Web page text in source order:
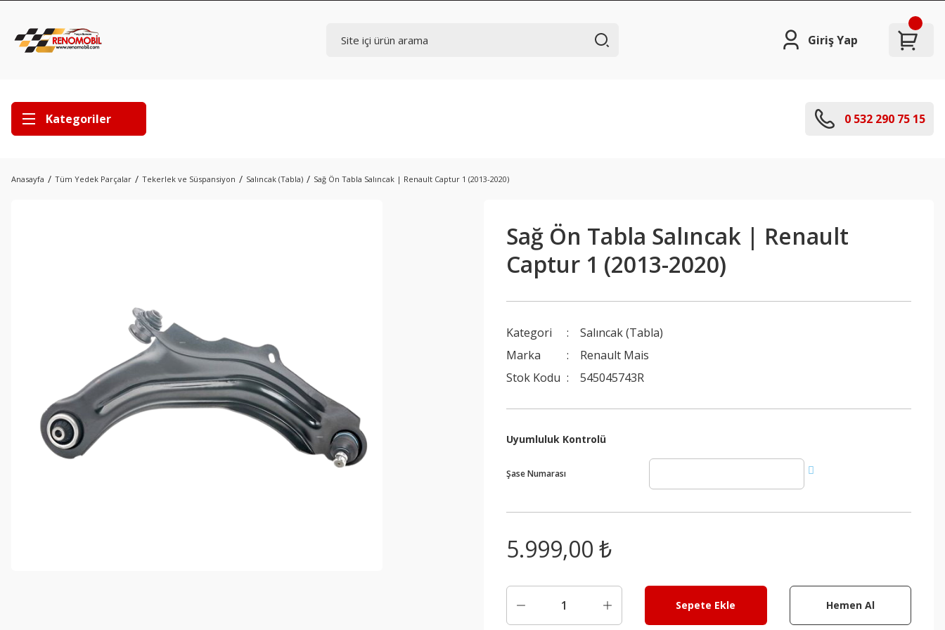
Giriş Yap
Kategoriler 0 532 290 75 15
Anasayfa Tüm Yedek Parçalar Tekerlek ve Süspansiyon Salıncak (Tabla) Sağ Ön Tabla Salıncak | Renault Captur 1 (2013-2020)
Sağ Ön Tabla Salıncak | Renault
Captur 1 (2013-2020)
Kategori
Salıncak (Tabla)
Marka
Renault Mais
Stok Kodu
545045743R
Uyumluluk Kontrolü
Şase Numarası
5.999,00 ₺
Sepete Ekle Hemen Al